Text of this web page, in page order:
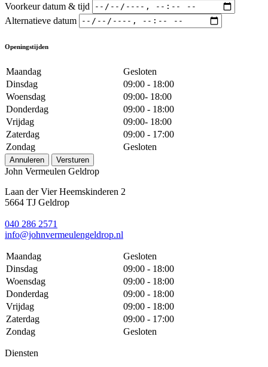
Voorkeur datum & tijd
Alternatieve datum
Openingstijden
Maandag
Gesloten
Dinsdag
09:00 - 18:00
Woensdag
09:00- 18:00
Donderdag
09:00 - 18:00
Vrijdag
09:00- 18:00
Zaterdag
09:00 - 17:00
Zondag
Gesloten
Annuleren Versturen
John Vermeulen Geldrop
Laan der Vier Heemskinderen 2
5664 TJ Geldrop
040 286 2571
info@johnvermeulengeldrop.nl
Maandag
Gesloten
Dinsdag
09:00 - 18:00
Woensdag
09:00 - 18:00
Donderdag
09:00 - 18:00
Vrijdag
09:00 - 18:00
Zaterdag
09:00 - 17:00
Zondag
Gesloten
Diensten